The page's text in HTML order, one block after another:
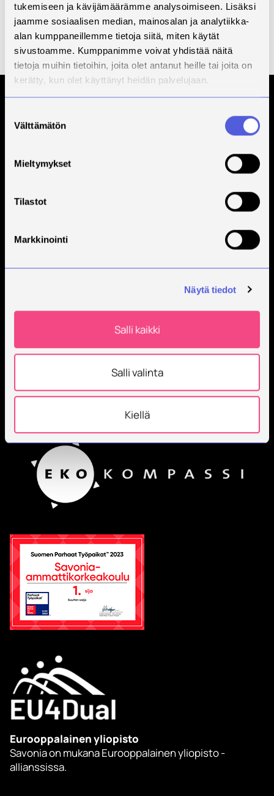
tukemiseen ja kävijämäärämme analysoimiseen. Lisäksi
jaamme sosiaalisen median, mainosalan ja analytiikka-
alan kumppaneillemme tietoja siitä, miten käytät
sivustoamme. Kumppanimme voivat yhdistää näitä
tietoja muihin tietoihin, joita olet antanut heille tai joita on
kerätty, kun olet käyttänyt heidän palvelujaan.
valinta
Välttämätön
Mieltymykset
Tilastot
Markkinointi
Näytä tiedot
Salli kaikki
Salli valinta
Kiellä
Kesällä on pidennetyt laina-ajat.Lainat eivät
eräänny 16.6.-13.8. Lainojen eräpäivä on to 14.8., kun
lainaat tai uusit peruskokoelman kirjan (28 vrk laina-
aika) la 17.5. tai kurssikirjan (14 vrk laina-aika) la 31.5.
Savonia on kansainvälinen työelämäläheinen
innovoi.
Työntekijöitä + 600
Eurooppalainen yliopisto
Savonia on mukana Eurooppalainen yliopisto -
allianssissa.